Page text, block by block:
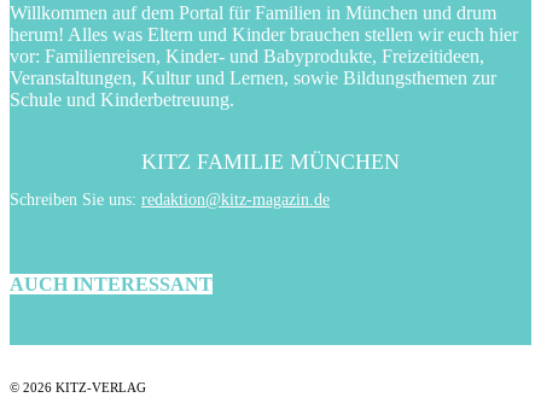
Willkommen auf dem Portal für Familien in München und drum
herum! Alles was Eltern und Kinder brauchen stellen wir euch hier
vor: Familienreisen, Kinder- und Babyprodukte, Freizeitideen,
Veranstaltungen, Kultur und Lernen, sowie Bildungsthemen zur
Schule und Kinderbetreuung.
KITZ FAMILIE MÜNCHEN
Schreiben Sie uns: redaktion@kitz-magazin.de
AUCH INTERESSANT
© 2026 KITZ-VERLAG